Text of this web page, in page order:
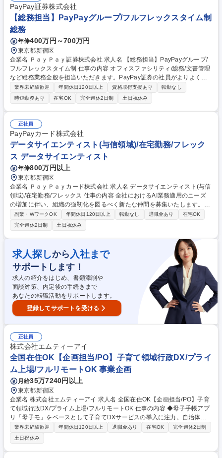
社工場における工場人材の育成 ■各工場･事業会社との連携による課題抽
出,改善テーマの設定･推進 ■協力工場を含む生産拠点の現場力向上,ガバナ
ンス強化,改善指導 募集職種 ■【生産技術(冷凍惣菜領域)】新規技術導入や
グローバルスコープでの業務可能
PayPay証券株式会社
【総務担当】PayPayグループ/フルフレックスタイム制
総務
年俸400万円～700万円
東京都新宿区
企業名 ＰａｙＰａｙ証券株式会社 求人名 【総務担当】PayPayグループ/
フルフレックスタイム制 仕事の内容 オフィスファシリティ/総務/文書管理
など総務業務全般を担当いただきます。PayPay証券の社員がよりよく働
ける環境づくりを担う部署で、一人一人が最高のパフォーマンスを発揮で
きる環境を創っていきます。 ■オフィスファシリティ・総務業務（オフィ
スファシリティ管理、オフィス構築、執務環境管理等） ■文書管理（契約
書管理、社内規程管理、社外倉庫管理等） ■取引先管理（取引先審査、管
理）■稟議申請受付（要件チェック等） ■会社法関係業務（取締役会・株
主総会事務局業務、法人登記申請、法令開示書類作成） ■知的財産管理
（商標・特許管理）■安否確認（災害時等の社員安否確認取りまとめ等）■
各種対外報告 など 募集職種 【総務担当】PayPayグループ/フルフレック
スタイム制
業界未経験歓迎 年間休日120日以上 資格取得支援あり
転勤なし
時短勤務あり
在宅OK 完全週休2日制 土日祝休み
正社員
PayPayカード株式会社
データサイエンティスト(与信領域)/在宅勤務/フレック
ス データサイエンティスト
年俸800万円以上
東京都新宿区
企業名 ＰａｙＰａｙカード株式会社 求人名 データサイエンティスト(与信
領域)/在宅勤務/フレックス 仕事の内容 全社におけるAI業務適用のニーズ
の増加に伴い、組織の強靭化を図るべく新たな仲間を募集いたします。審
査部門などの領域における課題をすくいあげ、機械学習を活用し課題解決
に導くことを期待しています。 与信領域において、統計手法および機械学
習を用いた分析から業務適用までを担っていただきます。グループ会社で
あるPayPayや社内各部門と連携しながら、複数のプロジェクトを推進し
ていただきます。 【採用背景】現在初期審査や与信に関わる審査基準の変
更プロジェクトが複数進んでおり、今後も実施予定のプロジェクトが多数
ございます。複数のプロジェクトが進む中、それらをリードできる方を求
めております。 募集職種 データサイエンティスト(与信領域)/在宅勤務/フ
レックス
副業・WワークOK 年間休日120日以上 転勤なし 退職金あり
在宅OK
完全週休2日制
土日祝休み
求人探しから 入社まで
サポートします！
求人の紹介をはじめ、書類添削や
面談対策、内定後の手続きまで
あなたの転職活動をサポートします。
登録してサポートを受ける
正社員
株式会社エムティーアイ
全国在住OK【企画担当/PO】子育て領域行政DX/プライ
ム上場/フルリモートOK 事業企画
月給35万7240円以上
東京都新宿区
企業名 株式会社エムティーアイ 求人名 全国在住OK【企画担当/PO】子育
て領域行政DX/プライム上場/フルリモートOK 仕事の内容 ◆母子手帳アプ
リ「母子モ」をベースとして子育てDXサービスの導入に注力。自治体の
提供する子育て事業のデジタル化を推進し、住民の利便性向上・自治体業
務の効率化に貢献。全国への拡販増加に伴う増員募集です！ ▼企画担当
（プロダクトオーナー）の主な役割・業務内容 ・要求整理、仕様策定 ・
開発チームへの指示、品質管理 ・UI/UX案の作成 募集職種 全国在住OK
業界未経験歓迎 年間休日120日以上 退職金あり 在宅OK
完全週休2日制
土日祝休み